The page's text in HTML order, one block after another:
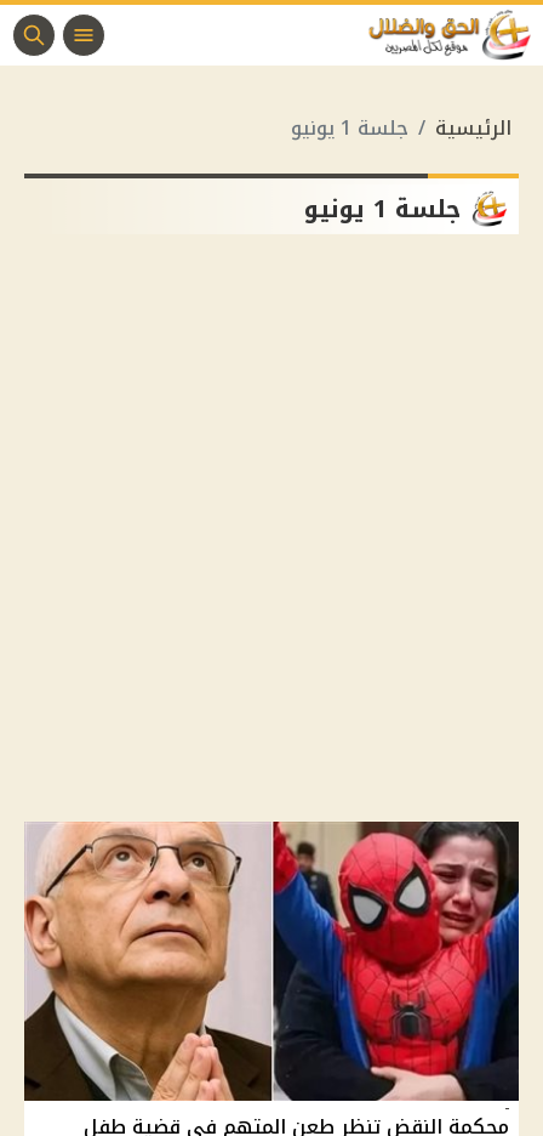
الرئيسية جلسة 1 يونيو
جلسة 1 يونيو
محكمة النقض تنظر طعن المتهم في قضية طفل